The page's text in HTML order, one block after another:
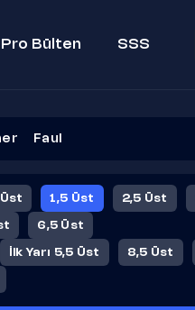
Pro Bülten SSS
Faul
Üst 1,5 Üst 2,5 Üst
6,5 Üst
İlk Yarı 5,5 Üst 8,5 Üst